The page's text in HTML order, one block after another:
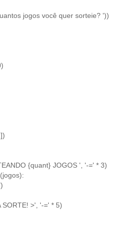
jogos você quer sorteie? '))
{quant} JOGOS ', '-=' * 3)
SORTE! >', '-=' * 5)